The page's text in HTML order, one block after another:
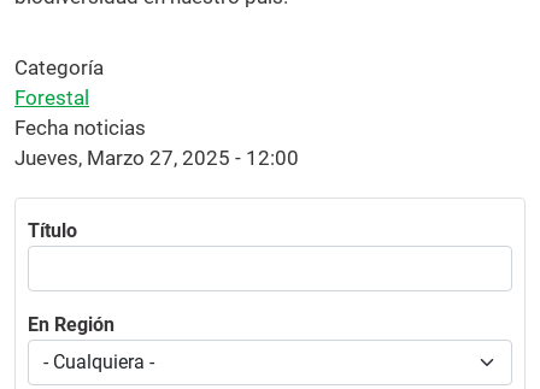
Categoría
Forestal
Fecha noticias
Jueves, Marzo 27, 2025 - 12:00
Título
En Región